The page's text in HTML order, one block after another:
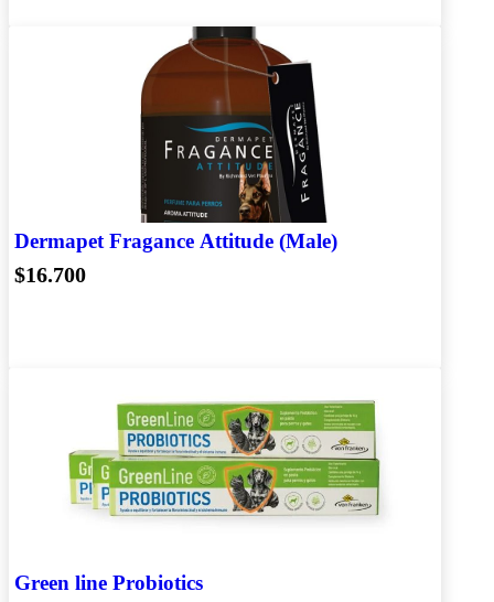
Dermapet Fragance Attitude (Male)
$16.700
Green line Probiotics